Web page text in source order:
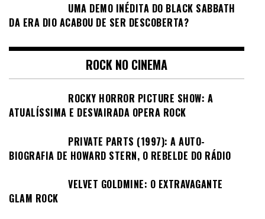
UMA DEMO INÉDITA DO BLACK SABBATH
DA ERA DIO ACABOU DE SER DESCOBERTA?
ROCK NO CINEMA
ROCKY HORROR PICTURE SHOW: A
ATUALÍSSIMA E DESVAIRADA OPERA ROCK
PRIVATE PARTS (1997): A AUTO-
BIOGRAFIA DE HOWARD STERN, O REBELDE DO RÁDIO
VELVET GOLDMINE: O EXTRAVAGANTE
GLAM ROCK